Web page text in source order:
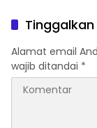
Alamat email
wajib ditandai *